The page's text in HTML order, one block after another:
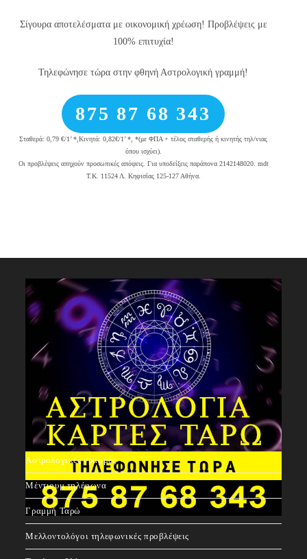
Σίγουρα αποτελέσματα με οικονομική χρέωση! Προβλέψεις με
100% επιτυχία!
Τηλεφώνησε τώρα στην φθηνή Αστρολογική γραμμή!
875 87 68 343
Σταθερά: 0,79 €/1’ *,Κινητά: 0,82€/1’ *, *(με ΦΠΑ + τέλος σταθερής ή κινητής τηλ/νιας
όπου ισχύει).
Οι προβλέψεις απηχούν προσωπικές απόψεις. Για υποδείξεις παράπονα 2142148020. mdt
Τ.Κ. 11524 Λ. Κηφισίας 125-127 Αθήνα.
Περισσότερες Αστρολογικές Προβλέψεις:
Αστρολογικές γραμμές
Μέντιουμ τηλέφωνα
Γραμμή Ταρώ
Μελλοντολόγοι τηλεφωνικές προβλέψεις